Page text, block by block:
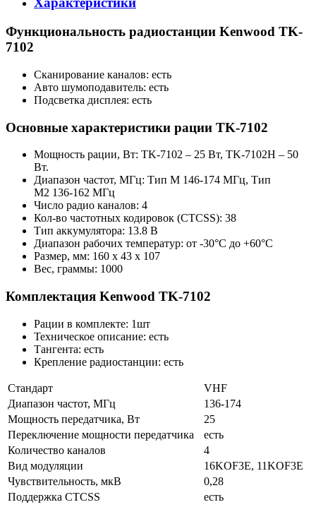
Функциональность радиостанции Kenwood TK-
7102
Сканирование каналов: есть
Авто шумоподавитель: есть
Подсветка дисплея: есть
Основные характеристики рации TK-7102
Мощность рации, Вт: TK-7102 – 25 Вт, TK-7102H – 50
Вт.
Диапазон частот, МГц: Тип М 146-174 МГц, Тип
М2 136-162 МГц
Число радио каналов: 4
Кол-во частотных кодировок (CTCSS): 38
Тип аккумулятора: 13.8 В
Диапазон рабочих температур: от -30°С до +60°С
Размер, мм: 160 х 43 х 107
Вес, граммы: 1000
Комплектация Kenwood TK-7102
Рации в комплекте: 1шт
Техническое описание: есть
Тангента: есть
Крепление радиостанции: есть
Стандарт
VHF
Диапазон частот, МГц
136-174
Мощность передатчика, Вт
25
Переключение мощности передатчика
есть
Количество каналов
4
Вид модуляции
16KOF3E, 11KOF3E
Чувствительность, мкВ
0,28
Поддержка CTCSS
есть